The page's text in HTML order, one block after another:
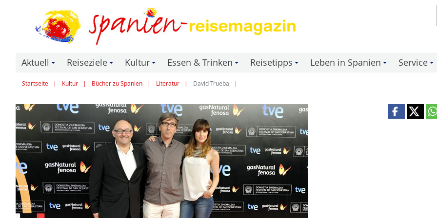
Aktuell Reiseziele Kultur Essen & Trinken Reisetipps Leben in Spanien Service
Startseite Kultur Bücher zu Spanien Literatur David Trueba